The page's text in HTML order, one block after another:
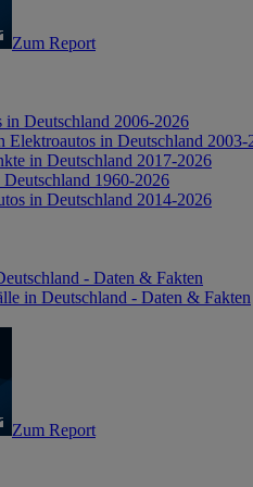
Zum Report
in Deutschland 2006-2026
Elektroautos in Deutschland 2003-
in Deutschland 2017-2026
1960-2026
in Deutschland 2014-2026
- Daten & Fakten
in Deutschland - Daten & Fakten
Zum Report